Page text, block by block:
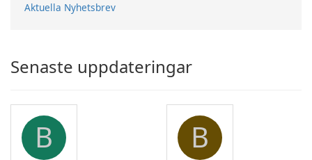
Aktuella Nyhetsbrev
Senaste uppdateringar
B B